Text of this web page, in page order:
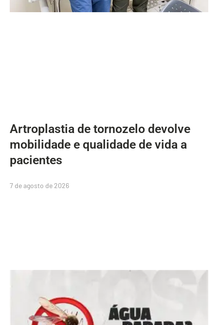
Artroplastia de tornozelo devolve
mobilidade e qualidade de vida a
pacientes
7 de agosto de 2026